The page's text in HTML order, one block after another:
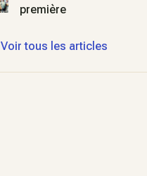
première
Voir tous les articles